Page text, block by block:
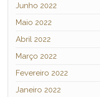
Junho 2022
Maio 2022
Abril 2022
Março 2022
Fevereiro 2022
Janeiro 2022